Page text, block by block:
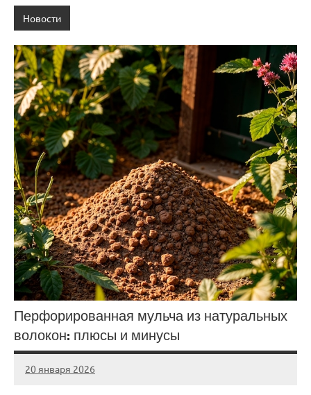
Новости
Перфорированная мульча из натуральных
волокон: плюсы и минусы
20 января 2026
Avtor
Нет